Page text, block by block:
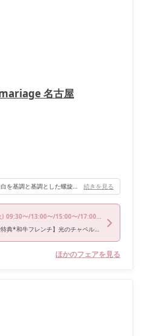
名古屋
4つある会場の中で｢エクラ｣という白を基調と基調とした螺旋階段のある会場を選びました。 コーディネートしやすく、女の子らしい柔らかい雰囲気がお気に入りでした。 白なのでどんな装花にも合いコーディネートしやすく、憧れの螺旋階段からの入場はまるでお姫様になった気分でした。 全天候対応型のインナーテラスもついており、デザートビュッフェをしたりや写真映えするフォトスポットもありよかったです。 続きを見る
) 09:30〜/13:00〜/15:00〜/17:00〜
残2*11日SP【豪華8大特典*和牛フレンチ】光のチャペル×ゲスト目線で体感フェア
ほかのフェアを見る